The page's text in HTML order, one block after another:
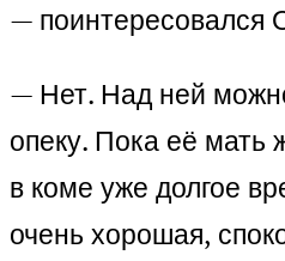
— поинтересовался
— Нет. Над ней
опеку. Пока её мать
в коме уже долгое
очень хорошая,